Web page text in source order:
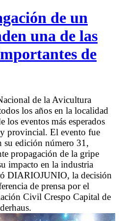
de un
una de las
de
de la Avicultura
los años en la localidad
los eventos más esperados
provincial. El evento fue
su edición número 31,
propagación de la gripe
impacto en la industria
DIARIOJUNIO, la decisión
de prensa por el
Civil Crespo Capital de